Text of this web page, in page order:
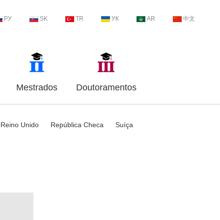
РУ SK TR УК AR 中文
Mestrados Doutoramentos
Reino Unido República Checa Suíça